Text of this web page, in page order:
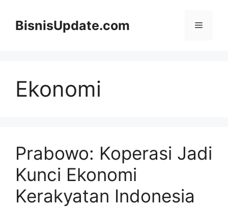
BisnisUpdate.com Menu
Ekonomi
Prabowo: Koperasi Jadi
Kunci Ekonomi
Kerakyatan Indonesia